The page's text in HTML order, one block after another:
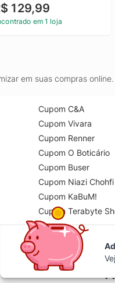
129,99
em 1 loja
em suas compras online.
Cupom C&A
Cupom Vivara
Cupom Renner
Cupom O Boticário
Cupom Buser
Cupom Niazi Chohfi
Cupom KaBuM!
Cupom Terabyte